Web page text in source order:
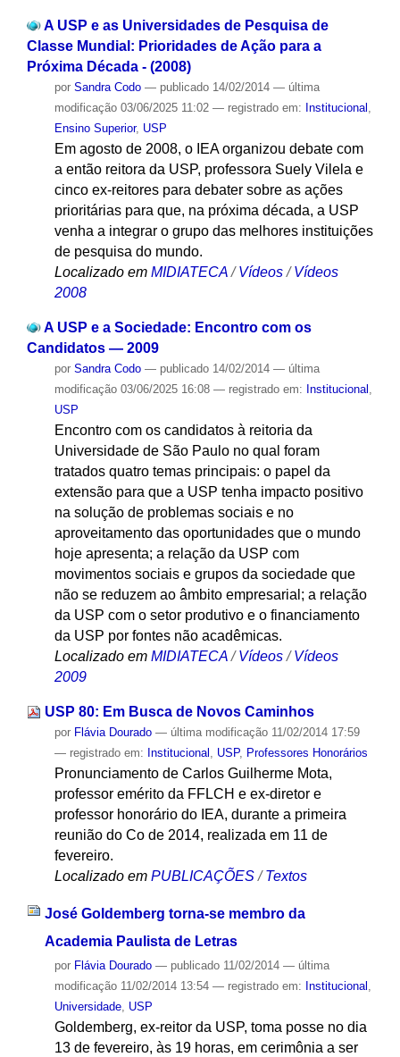
A USP e as Universidades de Pesquisa de
Classe Mundial: Prioridades de Ação para a
Próxima Década - (2008)
por Sandra Codo — publicado14/02/2014 — última
modificação03/06/2025 11:02 — registrado em: Institucional ,
Ensino Superior, USP
Em agosto de 2008, o IEA organizou debate com
a então reitora da USP, professora Suely Vilela e
cinco ex-reitores para debater sobre as ações
prioritárias para que, na próxima década, a USP
venha a integrar o grupo das melhores instituições
de pesquisa do mundo.
Localizado em MIDIATECA /Vídeos /Vídeos
2008
A USP e a Sociedade: Encontro com os
Candidatos — 2009
por Sandra Codo — publicado14/02/2014 — última
modificação03/06/2025 16:08 — registrado em: Institucional ,
USP
Encontro com os candidatos à reitoria da
Universidade de São Paulo no qual foram
tratados quatro temas principais: o papel da
extensão para que a USP tenha impacto positivo
na solução de problemas sociais e no
aproveitamento das oportunidades que o mundo
hoje apresenta; a relação da USP com
movimentos sociais e grupos da sociedade que
não se reduzem ao âmbito empresarial; a relação
da USP com o setor produtivo e o financiamento
da USP por fontes não acadêmicas.
Localizado em MIDIATECA /Vídeos /Vídeos
2009
USP 80: Em Busca de Novos Caminhos
por Flávia Dourado — última modificação11/02/2014 17:59
— registrado em: Institucional USP, Professores Honorários
Pronunciamento de Carlos Guilherme Mota,
professor emérito da FFLCH e ex-diretor e
professor honorário do IEA, durante a primeira
reunião do Co de 2014, realizada em 11 de
fevereiro.
Localizado em PUBLICAÇÕES /Textos
José Goldemberg torna-se membro da
Academia Paulista de Letras
por Flávia Dourado — publicado11/02/2014 — última
modificação11/02/2014 13:54 — registrado em: Institucional ,
Universidade, USP
Goldemberg, ex-reitor da USP, toma posse no dia
13 de fevereiro, às 19 horas, em cerimônia a ser